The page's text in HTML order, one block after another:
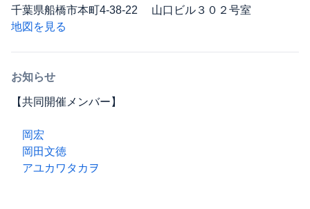
千葉県船橋市本町4-38-22 山口ビル３０２号室
地図を見る
お知らせ
【共同開催メンバー】
岡宏
岡田文徳
アユカワタカヲ